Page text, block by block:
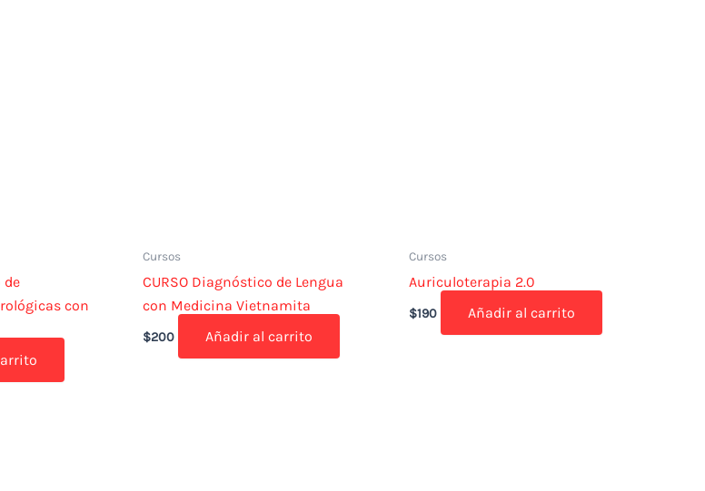
de
con
Cursos
CURSO Diagnóstico de Lengua
con Medicina Vietnamita
$200 Añadir al carrito
Cursos
Auriculoterapia 2.0
$190 Añadir al carrito